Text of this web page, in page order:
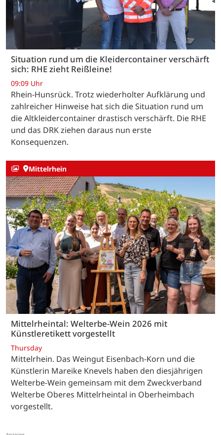
Situation rund um die Kleidercontainer verschärft
sich: RHE zieht Reißleine!
09:09 Uhr
Rhein-Hunsrück. Trotz wiederholter Aufklärung und
zahlreicher Hinweise hat sich die Situation rund um
die Altkleidercontainer drastisch verschärft. Die RHE
und das DRK ziehen daraus nun erste
Konsequenzen.
Mittelrhein
Mittelrheintal: Welterbe-Wein 2026 mit
Künstleretikett vorgestellt
Thursday
Mittelrhein. Das Weingut Eisenbach-Korn und die
Künstlerin Mareike Knevels haben den diesjährigen
Welterbe-Wein gemeinsam mit dem Zweckverband
Welterbe Oberes Mittelrheintal in Oberheimbach
vorgestellt.